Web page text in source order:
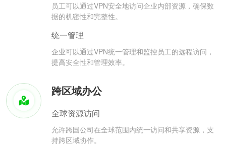
员工可以通过VPN安全地访问企业内部资源，确保数
据的机密性和完整性。
统一管理
企业可以通过VPN统一管理和监控员工的远程访问，
提高安全性和管理效率。
跨区域办公
全球资源访问
允许跨国公司在全球范围内统一访问和共享资源，支
持跨区域协作。